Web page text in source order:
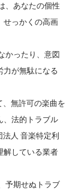
、あなたの個性
せっかくの高画
かったり、意図
力が無駄になる
、無許可の楽曲を
、法的トラブル
法人 音楽特定利
解している業者
予期せぬトラブ